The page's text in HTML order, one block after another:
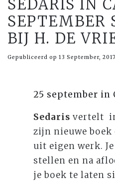
SEDARIS IN
SEPTEMBER
BIJ H. DE
Gepubliceerd op 13 September,
25 september in
Sedaris vertelt
zijn nieuwe boek
uit eigen werk.
stellen en na
je boek te laten